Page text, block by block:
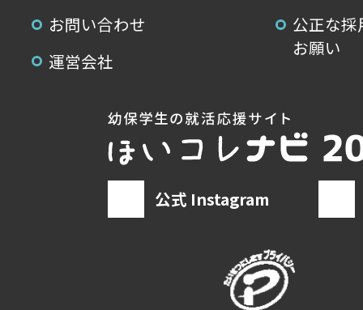
お問い合わせ
公正な
お願い
運営会社
公式 Instagram